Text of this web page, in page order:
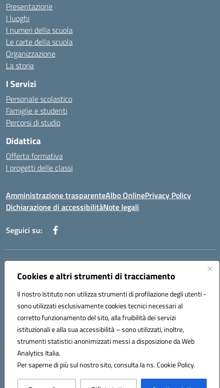
Cookies e altri strumenti di tracciamento
Il nostro Istituto non utilizza strumenti di profilazione degli utenti -
sono utilizzati esclusivamente cookies tecnici necessari al
corretto funzionamento del sito, alla fruibilità dei servizi
istituzionali e alla sua accessibilità – sono utilizzati, inoltre,
strumenti statistici anonimizzati messi a disposizione da Web
Analytics Italia.
Per saperne di più sul nostro sito, consulta la ns. Cookie Policy.
Presentazione
I luoghi
I numeri della scuola
Le carte della scuola
Organizzazione
La storia
I Servizi
Personale scolastico
Famiglie e studenti
Percorsi di studio
Didattica
Offerta formativa
I progetti delle classi
Amministrazione trasparenteAlbo OnlinePrivacy Policy
Dichiarazione di accessibilitàNote legali
Seguici su:
Indirizzo:
Centralino:+39 0965 78 12 60 Email:rcic841003@istruzione.it
Codice fiscale: 92034530805
Codice meccanografico:
rcic841003
Codice Indice delle Pubbliche Amministrazioni (IPA): istsc_rcic841003
Hosting & Powered by 3D Solution S.r.l.
Concept & Design by Designers Italia